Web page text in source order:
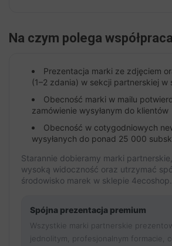
Na czym polega
Prezentacja marki ze zdjęciem
(1–2 zdania) w sekcji partnerskiej w
Obecność marki w mailu
zamówienie wysyłanym do klientów
Obecność w cotygodniowych
wysyłanych do ponad 25 000
Starannie dobieramy marki
wysoką widoczność oraz utrzymać
środowisko marek w sklepie 4ecoshop.
Spójna prezentacja premium
Wszystkie marki partnerskie
jednolitym, profesjonalnym formacie,